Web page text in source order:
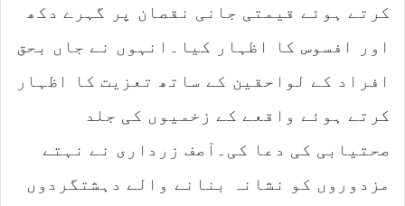
کرتے ہوئے قیمتی جانی نقصان پر گہرے دکھ
اور افسوس کا اظہار کیا۔انہوں نے جاں بحق
افراد کے لواحقین کے ساتھ تعزیت کا اظہار
کرتے ہوئے واقعے کے زخمیوں کی جلد
صحتیابی کی دعا کی۔آصف زرداری نے نہتے
مزدوروں کو نشانہ بنانے والے دہشتگردوں